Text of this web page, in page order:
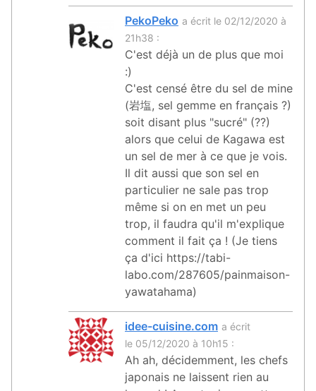
PekoPeko a écrit le 02/12/2020 à
21h38 :
C'est déjà un de plus que moi
:)
C'est censé être du sel de mine
(岩塩, sel gemme en français ?)
soit disant plus "sucré" (??)
alors que celui de Kagawa est
un sel de mer à ce que je vois.
Il dit aussi que son sel en
particulier ne sale pas trop
même si on en met un peu
trop, il faudra qu'il m'explique
comment il fait ça ! (Je tiens
ça d'ici https://tabi-
labo.com/287605/painmaison-
yawatahama)
idee-cuisine.com a écrit
le 05/12/2020 à 10h15 :
Ah ah, décidemment, les chefs
japonais ne laissent rien au